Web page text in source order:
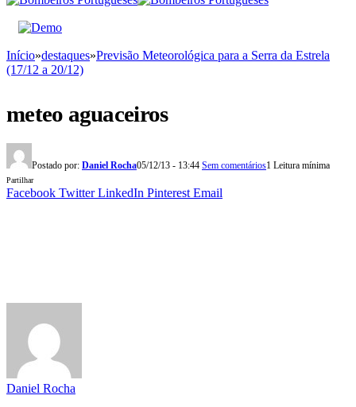
Início»destaques»Previsão Meteorológica para a Serra da Estrela
(17/12 a 20/12)
meteo aguaceiros
Postado por: Daniel Rocha05/12/13 - 13:44 Sem comentários1 Leitura mínima
Partilhar
Facebook Twitter LinkedIn Pinterest Email
Daniel Rocha